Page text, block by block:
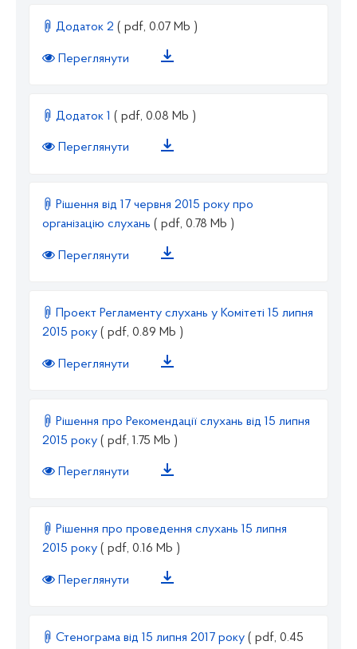
Додаток 2 ( pdf, 0.07 Mb )
Переглянути
Додаток 1 ( pdf, 0.08 Mb )
Переглянути
Рішення від 17 червня 2015 року про
організацію слухань ( pdf, 0.78 Mb )
Переглянути
Проект Регламенту слухань у Комітеті 15 липня
2015 року ( pdf, 0.89 Mb )
Переглянути
Рішення про Рекомендації слухань від 15 липня
2015 року ( pdf, 1.75 Mb )
Переглянути
Рішення про проведення слухань 15 липня
2015 року ( pdf, 0.16 Mb )
Переглянути
Стенограма від 15 липня 2017 року ( pdf, 0.45